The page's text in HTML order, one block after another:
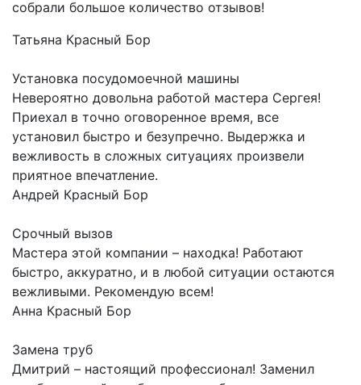
собрали большое количество отзывов!
Татьяна Красный Бор
Установка посудомоечной машины
Невероятно довольна работой мастера Сергея!
Приехал в точно оговоренное время, все
установил быстро и безупречно. Выдержка и
вежливость в сложных ситуациях произвели
приятное впечатление.
Андрей Красный Бор
Срочный вызов
Мастера этой компании – находка! Работают
быстро, аккуратно, и в любой ситуации остаются
вежливыми. Рекомендую всем!
Анна Красный Бор
Замена труб
Дмитрий – настоящий профессионал! Заменил